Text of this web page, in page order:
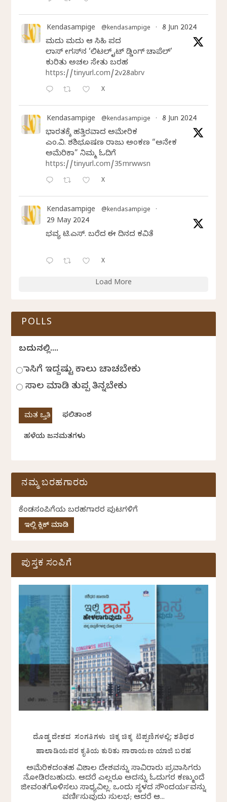
Kendasampige @kendasampige · 8 Jun 2024
ಮದುವೆ ಮದುವೆ ಆ ಸಿಹಿ ಪದವೆ
ಲಾಸ್‌ ವೇಗಸ್‌ನ ‘ಲಿಟಲ್ ವೈಟ್ ವೆಡ್ಡಿಂಗ್ ಚಾಪೆಲ್’
ಕುರಿತು ಅಚಲ ಸೇತು ಬರಹ
https://tinyurl.com/2v28abrv
X
Kendasampige @kendasampige · 8 Jun 2024
ಭಾರತಕ್ಕೆ ಹತ್ತಿರವಾದ ಅಮೇರಿಕ
ಎಂ.ವಿ. ಶಶಿಭೂಷಣ ರಾಜು ಅಂಕಣ “ಅನೇಕ
ಅಮೆರಿಕಾ” ನಿಮ್ಮ ಓದಿಗೆ
https://tinyurl.com/35mrwwsn
X
Kendasampige @kendasampige ·
29 May 2024
ಭವ್ಯ ಟಿ.ಎಸ್. ಬರೆದ ಈ ದಿನದ ಕವಿತೆ
X
Load More
POLLS
ಬದುಕಿನಲ್ಲಿ....
ಹಾಸಿಗೆ ಇದ್ದಷ್ಟು ಕಾಲು ಚಾಚಬೇಕು
ಸಾಲ ಮಾಡಿ ತುಪ್ಪ ತಿನ್ನಬೇಕು
ಫಲಿತಾಂಶ
ಹಳೆಯ ಜನಮತಗಳು
ನಮ್ಮ ಬರಹಗಾರರು
ಕೆಂಡಸಂಪಿಗೆಯ ಬರಹಗಾರರ ಪುಟಗಳಿಗೆ
ಇಲ್ಲಿ ಕ್ಲಿಕ್ ಮಾಡಿ
ಪುಸ್ತಕ ಸಂಪಿಗೆ
ದೊಡ್ಡ ದೇಶದ ಸಂಗತಿಗಳು ಚಿಕ್ಕ ಚಿಕ್ಕ ಟಿಪ್ಪಣಿಗಳಲ್ಲಿ: ಶಶಿಧರ
ಹಾಲಾಡಿಯವರ ಕೃತಿಯ ಕುರಿತು ನಾರಾಯಣ ಯಾಜಿ ಬರಹ
ಅಮೆರಿಕದಂತಹ ವಿಶಾಲ ದೇಶವನ್ನು ಸಾವಿರಾರು ಪ್ರವಾಸಿಗರು
ನೋಡಿರಬಹುದು. ಆದರೆ ಎಲ್ಲರೂ ಅದನ್ನು ಓದುಗರ ಕಣ್ಮುಂದೆ
ಜೀವಂತಗೊಳಿಸಲು ಸಾಧ್ಯವಿಲ್ಲ. ಒಂದು ಸ್ಥಳದ ಸೌಂದರ್ಯವನ್ನು
ವರ್ಣಿಸುವುದು ಸುಲಭ; ಆದರೆ ಆ...